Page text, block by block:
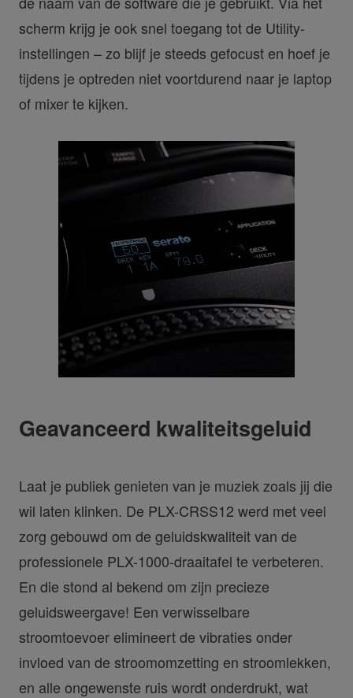
scherm krijg je ook snel toegang tot de Utility-
instellingen – zo blijf je steeds gefocust en hoef je
tijdens je optreden niet voortdurend naar je laptop
of mixer te kijken.
Geavanceerd kwaliteitsgeluid
Laat je publiek genieten van je muziek zoals jij die
wil laten klinken. De PLX-CRSS12 werd met veel
zorg gebouwd om de geluidskwaliteit van de
professionele PLX-1000-draaitafel te verbeteren.
En die stond al bekend om zijn precieze
geluidsweergave! Een verwisselbare
stroomtoevoer elimineert de vibraties onder
invloed van de stroomomzetting en stroomlekken,
en alle ongewenste ruis wordt onderdrukt, wat